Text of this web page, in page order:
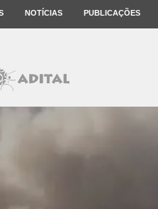
NOTÍCIAS PUBLICAÇÕES